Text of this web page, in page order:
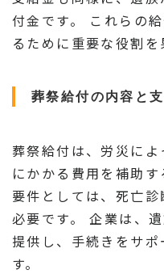
付金です。 これらの
るために重要な役割を
葬祭給付の内容と
葬祭給付は、労災に
にかかる費用を補助
要件としては、死亡
必要です。 企業は、
提供し、手続きをサ
す。